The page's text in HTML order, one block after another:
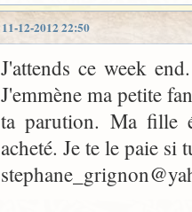
11-12-2012 22:50
J'attends ce week
J'emmène ma petite
ta parution. Ma fille
acheté. Je te le paie si